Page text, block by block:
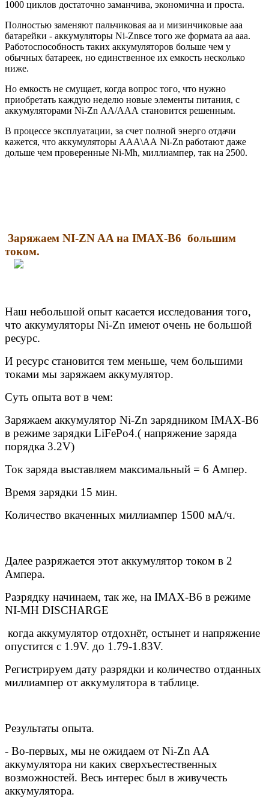
1000 циклов достаточно заманчива, экономична и проста.
Полностью заменяют пальчиковая аа и мизинчиковые ааа
батарейки - аккумуляторы Ni-Znвсе того же формата аа ааа.
Работоспособность таких аккумуляторов больше чем у
обычных батареек, но единственное их емкость несколько
ниже.
Но емкость не смущает, когда вопрос того, что нужно
приобретать каждую неделю новые элементы питания, с
аккумуляторами Ni-Zn АА/ААА становится решенным.
В процессе эксплуатации, за счет полной энерго отдачи
кажется, что аккумуляторы ААА\АА Ni-Zn работают даже
дольше чем проверенные Ni-Mh, миллиампер, так на 2500.
Заряжаем NI-ZN AA на IMAX-B6 большим
током.
Наш небольшой опыт касается исследования того,
что аккумуляторы Ni-Zn имеют очень не большой
ресурс.
И ресурс становится тем меньше, чем большими
токами мы заряжаем аккумулятор.
Суть опыта вот в чем:
Заряжаем аккумулятор Ni-Zn зарядником IMAX-B6
в режиме зарядки LiFePo4.( напряжение заряда
порядка 3.2V)
Ток заряда выставляем максимальный = 6 Ампер.
Время зарядки 15 мин.
Количество вкаченных миллиампер 1500 мА/ч.
Далее разряжается этот аккумулятор током в 2
Ампера.
Разрядку начинаем, так же, на IMAX-B6 в режиме
NI-MH DISCHARGE
когда аккумулятор отдохнёт, остынет и напряжение
опустится с 1.9V. до 1.79-1.83V.
Регистрируем дату разрядки и количество отданных
миллиампер от аккумулятора в таблице.
Результаты опыта.
- Во-первых, мы не ожидаем от Ni-Zn AA
аккумулятора ни каких сверхъестественных
возможностей. Весь интерес был в живучесть
аккумулятора.